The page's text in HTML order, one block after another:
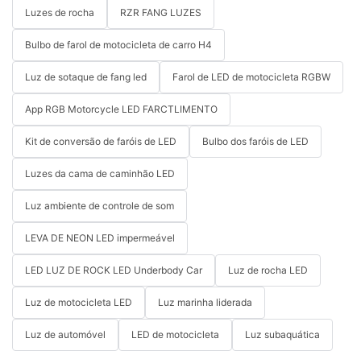
Luzes de rocha RZR FANG LUZES
Bulbo de farol de motocicleta de carro H4
Luz de sotaque de fang led Farol de LED de motocicleta RGBW
App RGB Motorcycle LED FARCTLIMENTO
Kit de conversão de faróis de LED Bulbo dos faróis de LED
Luzes da cama de caminhão LED
Luz ambiente de controle de som
LEVA DE NEON LED impermeável
LED LUZ DE ROCK LED Underbody Car Luz de rocha LED
Luz de motocicleta LED Luz marinha liderada
Luz de automóvel LED de motocicleta Luz subaquática